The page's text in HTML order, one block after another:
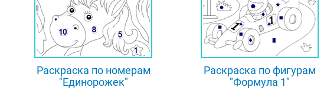
Раскраска по номерам
"Единорожек"
Раскраска по фигурам
"Формула 1"